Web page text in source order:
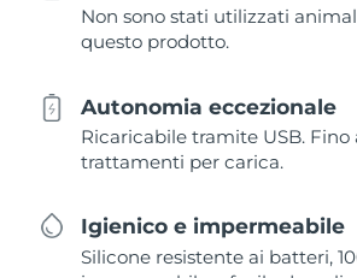
Non sono stati utilizzati
questo prodotto.
Autonomia eccezionale
Ricaricabile tramite USB. Fino
trattamenti per carica.
Igienico e impermeabile
Silicone resistente ai batteri,